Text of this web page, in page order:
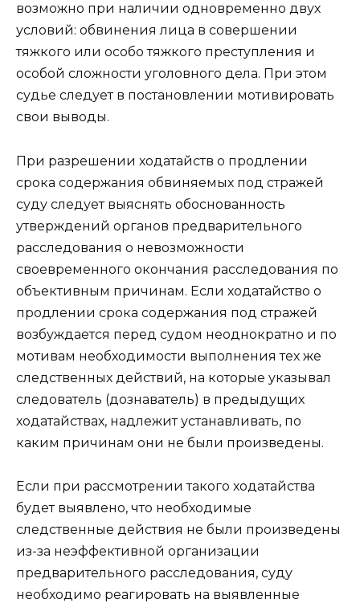
возможно при наличии одновременно двух
условий: обвинения лица в совершении
тяжкого или особо тяжкого преступления и
особой сложности уголовного дела. При этом
судье следует в постановлении мотивировать
свои выводы.
При разрешении ходатайств о продлении
срока содержания обвиняемых под стражей
суду следует выяснять обоснованность
утверждений органов предварительного
расследования о невозможности
своевременного окончания расследования по
объективным причинам. Если ходатайство о
продлении срока содержания под стражей
возбуждается перед судом неоднократно и по
мотивам необходимости выполнения тех же
следственных действий, на которые указывал
следователь (дознаватель) в предыдущих
ходатайствах, надлежит устанавливать, по
каким причинам они не были произведены.
Если при рассмотрении такого ходатайства
будет выявлено, что необходимые
следственные действия не были произведены
из-за неэффективной организации
предварительного расследования, суду
необходимо реагировать на выявленные